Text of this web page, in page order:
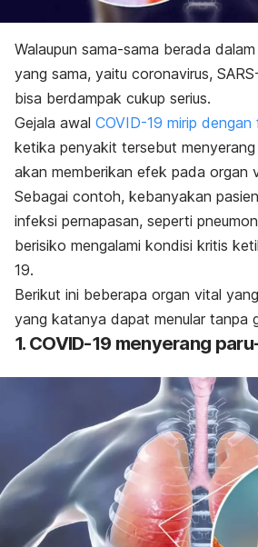
Walaupun sama-sama berada
yang sama, yaitu coronavirus,
bisa berdampak cukup serius.
Gejala awal COVID-19 mirip dengan
ketika penyakit tersebut menyerang
akan memberikan efek pada organ
Sebagai contoh, kebanyakan
infeksi pernapasan, seperti
berisiko mengalami kondisi kritis
19.
Berikut ini beberapa organ vital
yang katanya dapat menular tanpa
1. COVID-19 menyerang